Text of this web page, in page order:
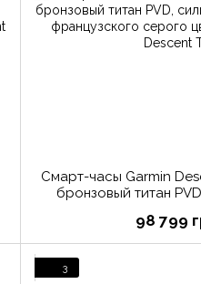
Смарт-часы Garmin
бронзовый титан
трансивер
98 799
3